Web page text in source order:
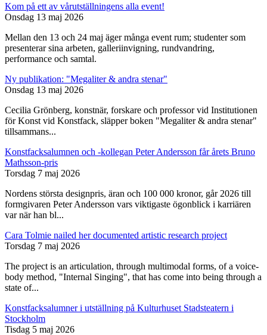
Kom på ett av vårutställningens alla event!
Onsdag 13 maj 2026
Mellan den 13 och 24 maj äger många event rum; studenter som
presenterar sina arbeten, galleriinvigning, rundvandring,
performance och samtal.
Ny publikation: "Megaliter & andra stenar"
Onsdag 13 maj 2026
Cecilia Grönberg, konstnär, forskare och professor vid Institutionen
för Konst vid Konstfack, släpper boken "Megaliter & andra stenar"
tillsammans...
Konstfacksalumnen och -kollegan Peter Andersson får årets Bruno
Mathsson-pris
Torsdag 7 maj 2026
Nordens största designpris, äran och 100 000 kronor, går 2026 till
formgivaren Peter Andersson vars viktigaste ögonblick i karriären
var när han bl...
Cara Tolmie nailed her documented artistic research project
Torsdag 7 maj 2026
The project is an articulation, through multimodal forms, of a voice-
body method, "Internal Singing", that has come into being through a
state of...
Konstfacksalumner i utställning på Kulturhuset Stadsteatern i
Stockholm
Tisdag 5 maj 2026